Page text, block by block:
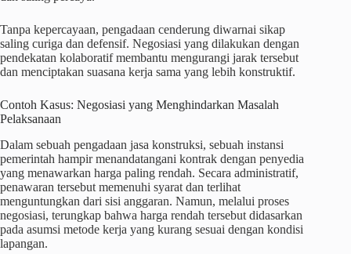
Tanpa kepercayaan, pengadaan cenderung diwarnai sikap
saling curiga dan defensif. Negosiasi yang dilakukan dengan
pendekatan kolaboratif membantu mengurangi jarak tersebut
dan menciptakan suasana kerja sama yang lebih konstruktif.
Contoh Kasus: Negosiasi yang Menghindarkan Masalah
Pelaksanaan
Dalam sebuah pengadaan jasa konstruksi, sebuah instansi
pemerintah hampir menandatangani kontrak dengan penyedia
yang menawarkan harga paling rendah. Secara administratif,
penawaran tersebut memenuhi syarat dan terlihat
menguntungkan dari sisi anggaran. Namun, melalui proses
negosiasi, terungkap bahwa harga rendah tersebut didasarkan
pada asumsi metode kerja yang kurang sesuai dengan kondisi
lapangan.